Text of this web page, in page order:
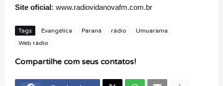
Site oficial: www.radiovidanovafm.com.br
Tags Evangélica Paraná rádio
Umuarama
Web rádio
Compartilhe com seus contatos!